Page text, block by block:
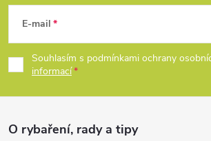
c
í
p
r
v
p
a
E-mail
Souhlasím s podmínkami ochrany
informací
O rybaření, rady a tipy